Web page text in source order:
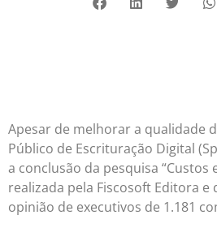
Apesar de melhorar a qualidade
Público de Escrituração Digital
a conclusão da pesquisa
realizada pela Fiscosoft Editora
opinião de executivos de 1.181